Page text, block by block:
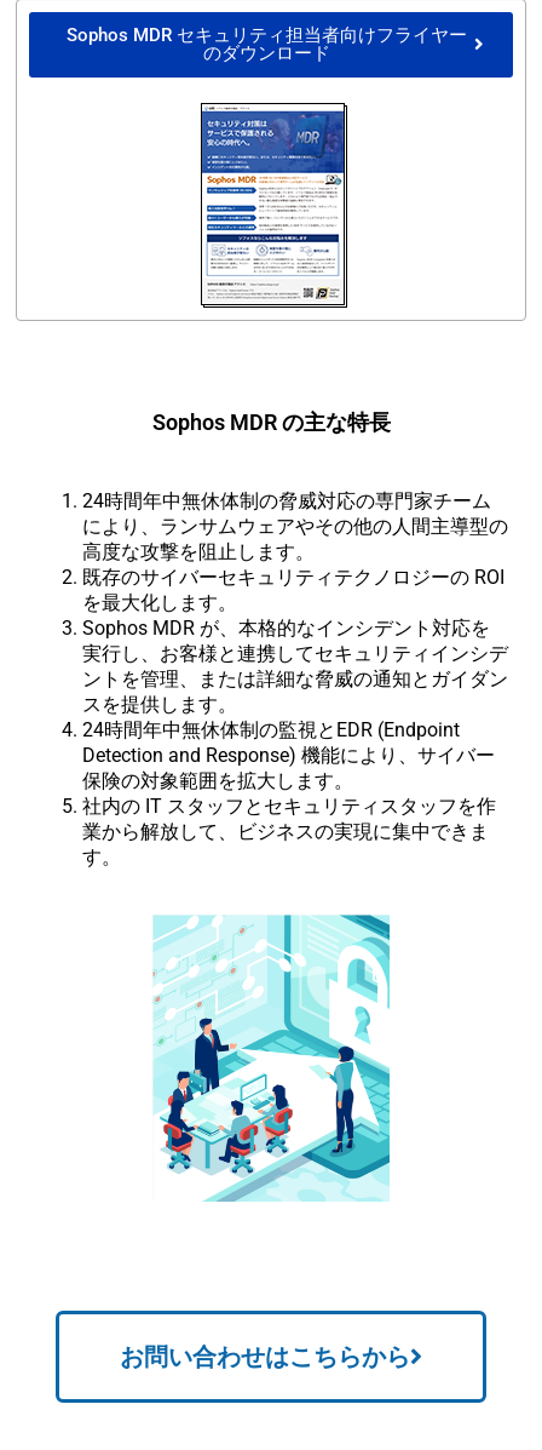
Sophos MDR セキュリティ担当者向けフライヤー
のダウンロード
Sophos MDR の主な特長
24時間年中無休体制の脅威対応の専門家チーム
により、ランサムウェアやその他の人間主導型の
高度な攻撃を阻止します。
既存のサイバーセキュリティテクノロジーの ROI
を最大化します。
Sophos MDR が、本格的なインシデント対応を
実行し、お客様と連携してセキュリティインシデ
ントを管理、または詳細な脅威の通知とガイダン
スを提供します。
24時間年中無休体制の監視とEDR (Endpoint
Detection and Response) 機能により、サイバー
保険の対象範囲を拡大します。
社内の IT スタッフとセキュリティスタッフを作
業から解放して、ビジネスの実現に集中できま
す。
お問い合わせはこちらから